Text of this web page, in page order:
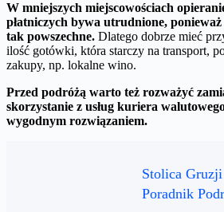
W mniejszych miejscowościach
płatniczych bywa utrudnione,
tak powszechne. Dlatego dobrze mieć
ilość gotówki, która starczy na transport,
zakupy, np. lokalne wino.
Przed podróżą warto też rozważyć
skorzystanie z usług kuriera
wygodnym rozwiązaniem.
Stolica
Poradnik